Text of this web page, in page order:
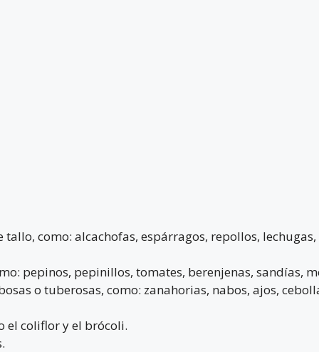
como: alcachofas, espárragos, repollos,
pepinos, pepinillos, tomates, berenjenas, sandías,
o tuberosas, como: zanahorias, nabos, ajos,
el coliflor y el brócoli.